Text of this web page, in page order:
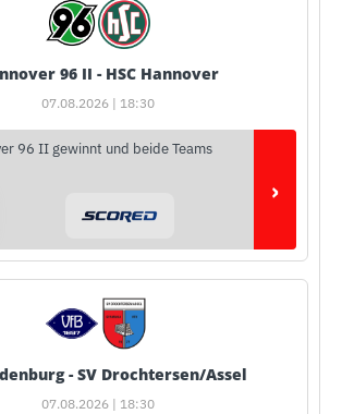
96 II - HSC Hannover
07.08.2026 | 18:30
96 II gewinnt und beide Teams
›
- SV Drochtersen/Assel
07.08.2026 | 18:30